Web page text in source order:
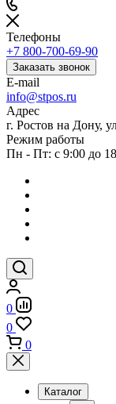
Телефоны
+7 800-700-69-90
Заказать звонок
E-mail
info@stpos.ru
Адрес
г. Ростов на Дону,
Режим работы
Пн - Пт: с 9:00 до
0
0
0
Каталог